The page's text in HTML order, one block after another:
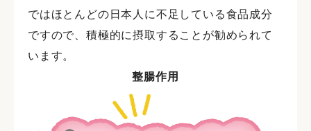
ではほとんどの日本人に不足している食品成分
ですので、積極的に摂取することが勧められて
います。
整腸作用